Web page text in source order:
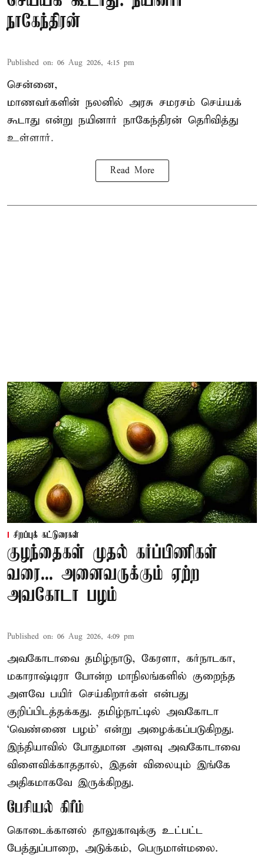
நாகேந்திரன்
Published on: 06 Aug 2026, 4:15 pm
சென்னை,
மாணவர்களின் நலனில் அரசு சமரசம் செய்யக்
கூடாது என்று நயினார் நாகேந்திரன் தெரிவித்து
உள்ளார்.
Read More
சிறப்புக் கட்டுரைகள்
குழந்தைகள் முதல் கர்ப்பிணிகள்
வரை... அனைவருக்கும் ஏற்ற
அவகோடா பழம்
Published on: 06 Aug 2026, 4:09 pm
அவகோடாவை தமிழ்நாடு, கேரளா, கர்நாடகா,
மகாராஷ்டிரா போன்ற மாநிலங்களில் குறைந்த
அளவே பயிர் செய்கிறார்கள் என்பது
குறிப்பிடத்தக்கது. தமிழ்நாட்டில் அவகோடா
‘வெண்ணை பழம்’ என்று அழைக்கப்படுகிறது.
இந்தியாவில் போதுமான அளவு அவகோடாவை
விளைவிக்காததால், இதன் விலையும் இங்கே
அதிகமாகவே இருக்கிறது.
பேசியல் கிரீம்
கொடைக்கானல் தாலுகாவுக்கு உட்பட்ட
பேத்துப்பாறை, அடுக்கம், பெருமாள்மலை.